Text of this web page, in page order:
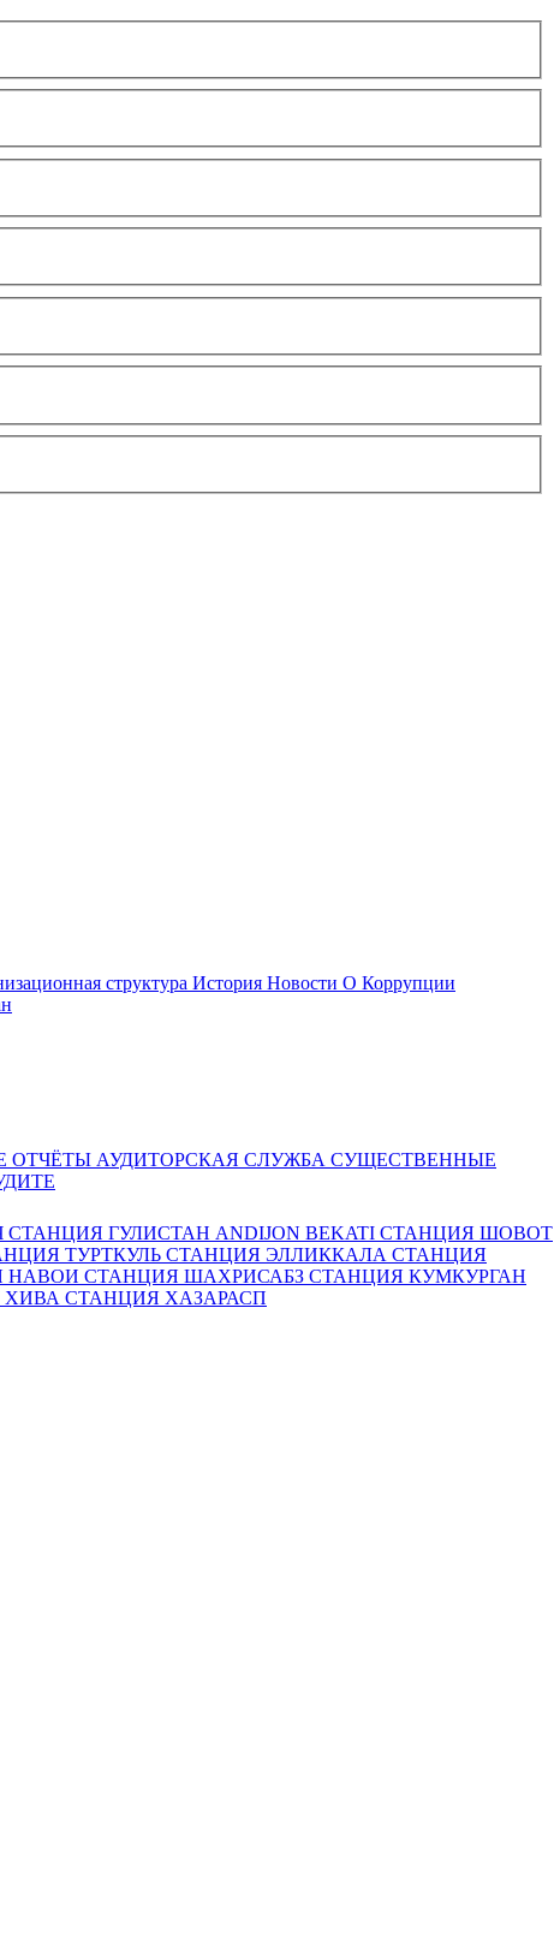
структура История Новости О Коррупции
ОТЧЁТЫ АУДИТОРСКАЯ СЛУЖБА СУЩЕСТВЕННЫЕ
СТАНЦИЯ ГУЛИСТАН ANDIJON BEKATI СТАНЦИЯ ШОВОТ
ТУРТКУЛЬ СТАНЦИЯ ЭЛЛИККАЛА СТАНЦИЯ
НАВОИ СТАНЦИЯ ШАХРИСАБЗ СТАНЦИЯ КУМКУРГАН
ХИВА СТАНЦИЯ ХАЗАРАСП